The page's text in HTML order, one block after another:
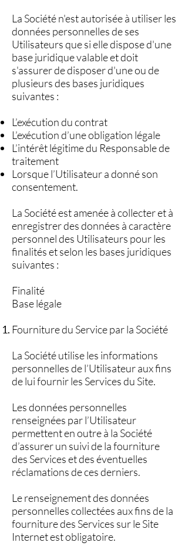
La Société n'est autorisée à utiliser les
données personnelles de ses
Utilisateurs que si elle dispose d'une
base juridique valable et doit
s'assurer de disposer d'une ou de
plusieurs des bases juridiques
suivantes :
L’exécution du contrat
L’exécution d’une obligation légale
L’intérêt légitime du Responsable de
traitement
Lorsque l’Utilisateur a donné son
consentement.
La Société est amenée à collecter et à
enregistrer des données à caractère
personnel des Utilisateurs pour les
finalités et selon les bases juridiques
suivantes :
Finalité
Base légale
Fourniture du Service par la Société
La Société utilise les informations
personnelles de l’Utilisateur aux fins
de lui fournir les Services du Site.
Les données personnelles
renseignées par l’Utilisateur
permettent en outre à la Société
d’assurer un suivi de la fourniture
des Services et des éventuelles
réclamations de ces derniers.
Le renseignement des données
personnelles collectées aux fins de la
fourniture des Services sur le Site
Internet est obligatoire.